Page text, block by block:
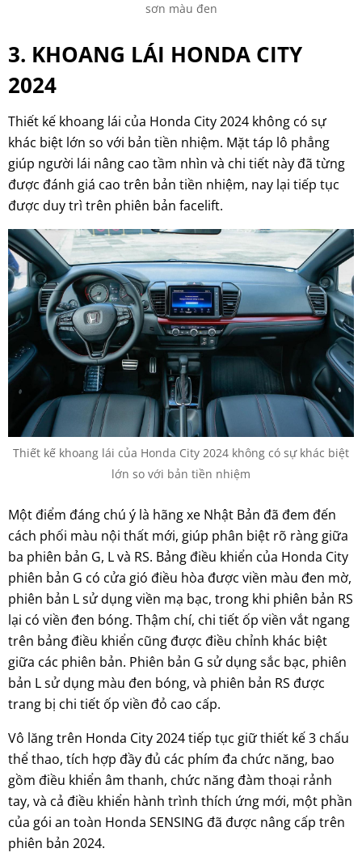
sơn màu đen
3. KHOANG LÁI HONDA CITY
2024
Thiết kế khoang lái của Honda City 2024 không có sự
khác biệt lớn so với bản tiền nhiệm. Mặt táp lô phẳng
giúp người lái nâng cao tầm nhìn và chi tiết này đã từng
được đánh giá cao trên bản tiền nhiệm, nay lại tiếp tục
được duy trì trên phiên bản facelift.
Thiết kế khoang lái của Honda City 2024 không có sự khác biệt
lớn so với bản tiền nhiệm
Một điểm đáng chú ý là hãng xe Nhật Bản đã đem đến
cách phối màu nội thất mới, giúp phân biệt rõ ràng giữa
ba phiên bản G, L và RS. Bảng điều khiển của Honda City
phiên bản G có cửa gió điều hòa được viền màu đen mờ,
phiên bản L sử dụng viền mạ bạc, trong khi phiên bản RS
lại có viền đen bóng. Thậm chí, chi tiết ốp viền vắt ngang
trên bảng điều khiển cũng được điều chỉnh khác biệt
giữa các phiên bản. Phiên bản G sử dụng sắc bạc, phiên
bản L sử dụng màu đen bóng, và phiên bản RS được
trang bị chi tiết ốp viền đỏ cao cấp.
Vô lăng trên Honda City 2024 tiếp tục giữ thiết kế 3 chấu
thể thao, tích hợp đầy đủ các phím đa chức năng, bao
gồm điều khiển âm thanh, chức năng đàm thoại rảnh
tay, và cả điều khiển hành trình thích ứng mới, một phần
của gói an toàn Honda SENSING đã được nâng cấp trên
phiên bản 2024.